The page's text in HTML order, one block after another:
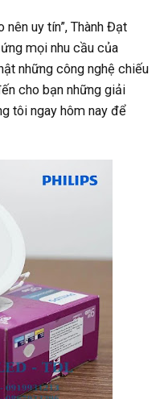
uy tín”, Thành Đạt
mọi nhu cầu của
những công nghệ chiếu
cho bạn những giải
tôi ngay hôm nay để